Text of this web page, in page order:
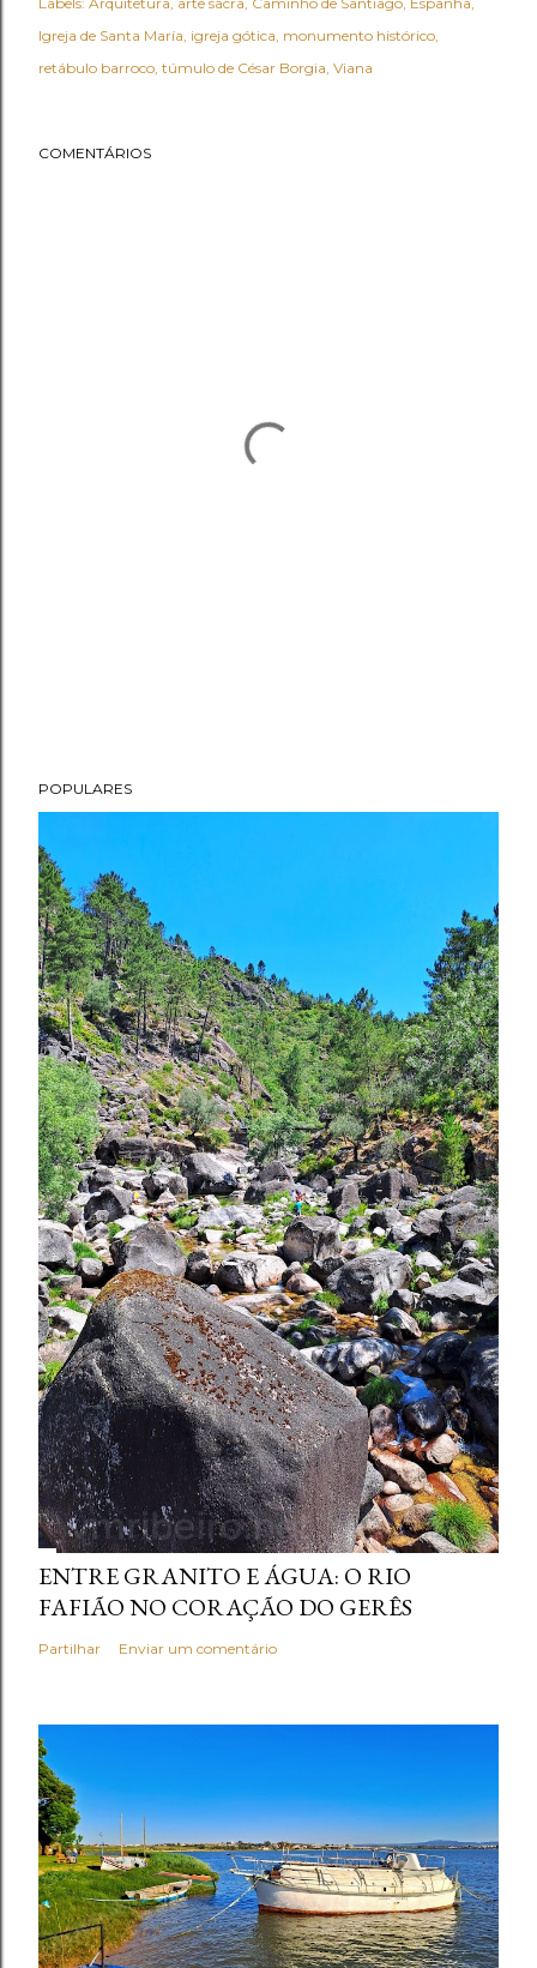
Igreja de Santa María igreja gótica monumento histórico
retábulo barroco túmulo de César Borgia Viana
COMENTÁRIOS
POPULARES
ENTRE GRANITO E ÁGUA: O RIO
FAFIÃO NO CORAÇÃO DO GERÊS
Partilhar Enviar um comentário